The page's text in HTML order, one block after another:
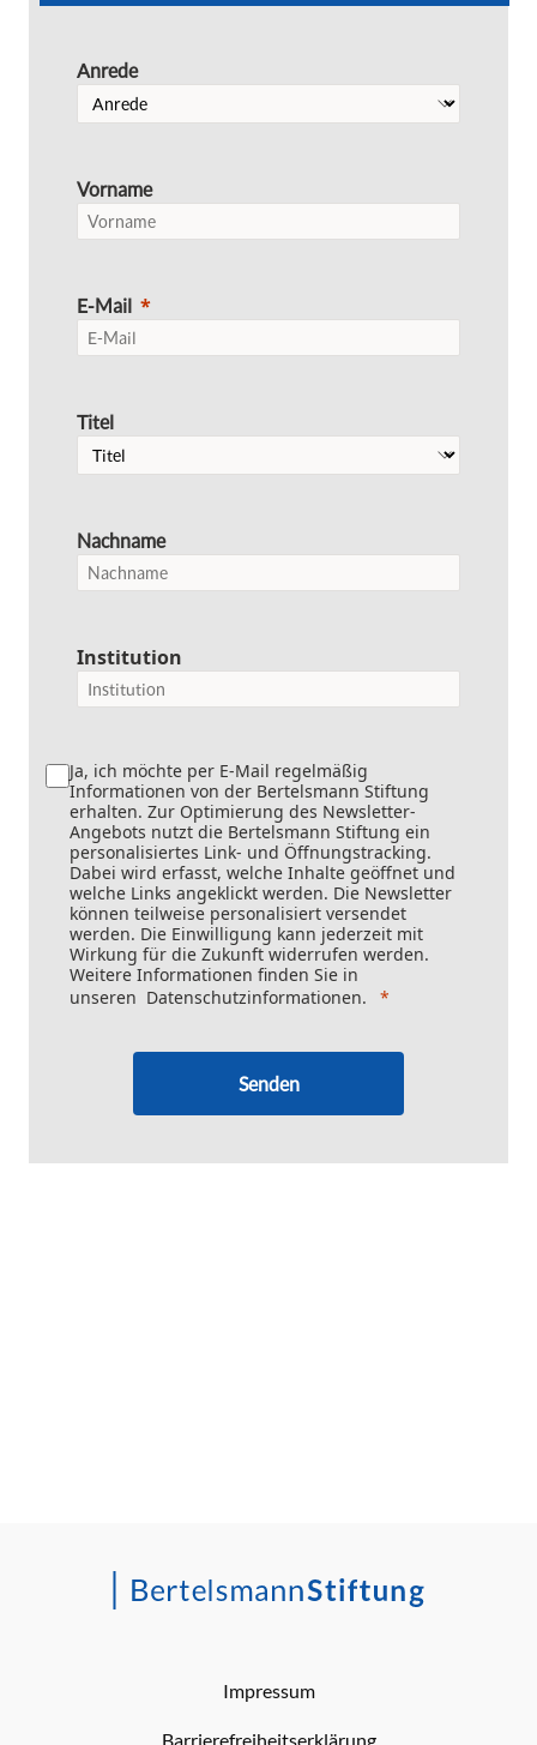
Anrede
Vorname
E-Mail
Titel
Nachname
Institution
Ja, ich möchte per E-Mail regelmäßig
Informationen von der Bertelsmann Stiftung
erhalten. Zur Optimierung des Newsletter-
Angebots nutzt die Bertelsmann Stiftung ein
personalisiertes Link- und Öffnungstracking.
Dabei wird erfasst, welche Inhalte geöffnet und
welche Links angeklickt werden. Die Newsletter
können teilweise personalisiert versendet
werden. Die Einwilligung kann jederzeit mit
Wirkung für die Zukunft widerrufen werden.
Weitere Informationen finden Sie in
unseren Datenschutzinformationen.
Senden
Impressum
Barrierefreiheitserklärung